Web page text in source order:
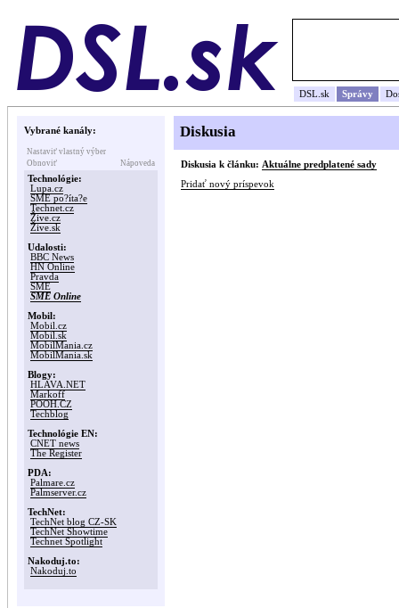
DSL.sk Správy
Vybrané kanály:
Nastaviť vlastný výber
Obnoviť
Nápoveda
Technológie:
Lupa.cz
SME po?íta?e
Technet.cz
Žive.cz
Žive.sk
Udalosti:
BBC News
HN Online
Pravda
SME
SME Online
Mobil:
Mobil.cz
Mobil.sk
MobilMania.cz
MobilMania.sk
Blogy:
HLAVA.NET
Markoff
POOH.CZ
Techblog
Technológie EN:
CNET news
The Register
PDA:
Palmare.cz
Palmserver.cz
TechNet:
TechNet blog CZ-SK
TechNet Showtime
Technet Spotlight
Nakoduj.to:
Nakoduj.to
Diskusia
Diskusia k článku: Aktuálne predplatené sady
Pridať nový príspevok